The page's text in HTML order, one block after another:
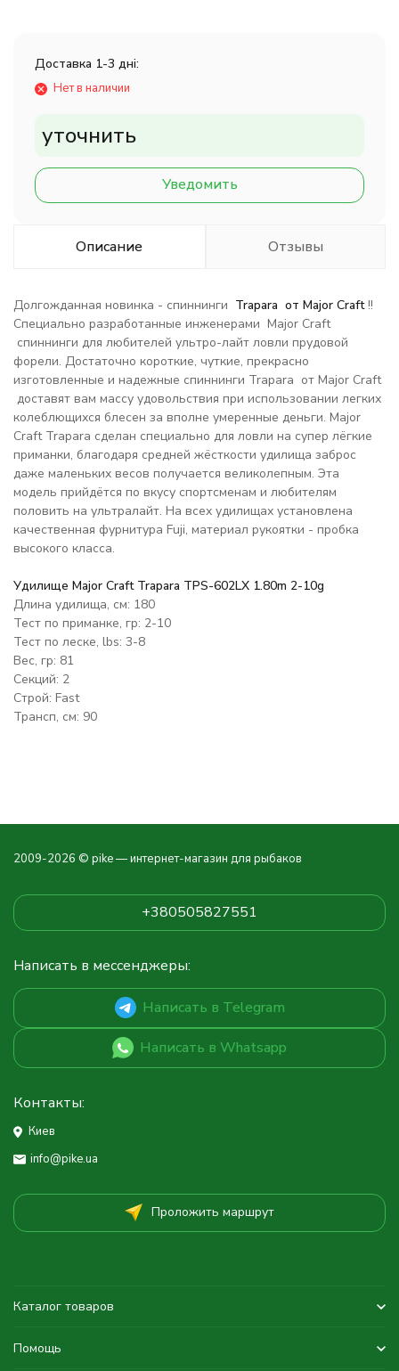
Доставка 1-3 дні:
Нет в наличии
уточнить
Уведомить
Описание Отзывы
Долгожданная новинка - спиннинги Trapara от Major Craft!!
Специально разработанные инженерами Major Craft
спиннинги для любителей ультро-лайт ловли прудовой
форели. Достаточно короткие, чуткие, прекрасно
изготовленные и надежные спиннинги Trapara от Major Craft
доставят вам массу удовольствия при использовании легких
колеблющихся блесен за вполне умеренные деньги. Major
Craft Trapara сделан специально для ловли на супер лёгкие
приманки, благодаря средней жёсткости удилища заброс
даже маленьких весов получается великолепным. Эта
модель прийдётся по вкусу спортсменам и любителям
половить на ультралайт. На всех удилищах установлена
качественная фурнитура Fuji, материал рукоятки - пробка
высокого класса.
Удилище Major Craft Trapara TPS-602LX 1.80m 2-10g
Длина удилища, см: 180
Тест по приманке, гр: 2-10
Тест по леске, lbs: 3-8
Вес, гр: 81
Секций: 2
Строй: Fast
Трансп, см: 90
2009-2026 © pike — интернет-магазин для рыбаков
+380505827551
Написать в мессенджеры:
Написать в Telegram
Написать в Whatsapp
Контакты:
Киев
info@pike.ua
Проложить маршрут
Каталог товаров
Помощь